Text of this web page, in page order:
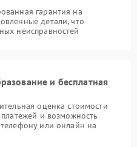
гарантия на
детали, что
неисправностей
и бесплатная
оценка стоимости
и возможность
или онлайн на